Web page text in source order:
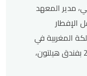
مدير المعهد
الإفطار
المغربية في
لاهاي مساء الأربعاء 4 مارس 2026 بفندق هيلتون،